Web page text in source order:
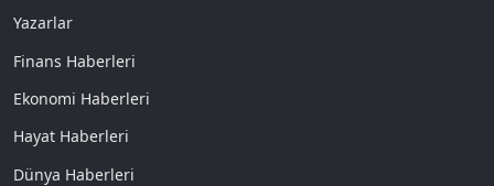
Yazarlar
Finans Haberleri
Ekonomi Haberleri
Hayat Haberleri
Dünya Haberleri